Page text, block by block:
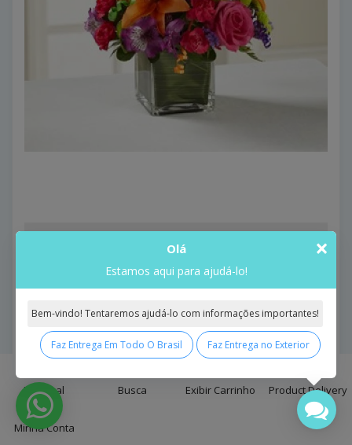
Principal Busca Exibir Carrinho Product Delivery
Minha Conta
Birthday Cheer Bouquet
Model: Birthday Cheer Bouquet
Comprar
×
Olá
Estamos aqui para ajudá-lo!
Bem-vindo! Tentaremos ajudá-lo com informações importantes!
Faz Entrega Em Todo O Brasil Faz Entrega no Exterior